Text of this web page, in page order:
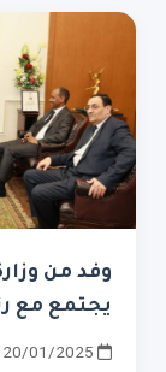
وفد من
يجتمع مع
20/01/2025